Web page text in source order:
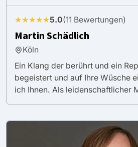
★★★★★5.0(11 Bewertungen)
Martin Schädlich
Köln
Ein Klang der berührt und ein
begeistert und auf Ihre Wüsche
ich Ihnen. Als leidenschaftlicher